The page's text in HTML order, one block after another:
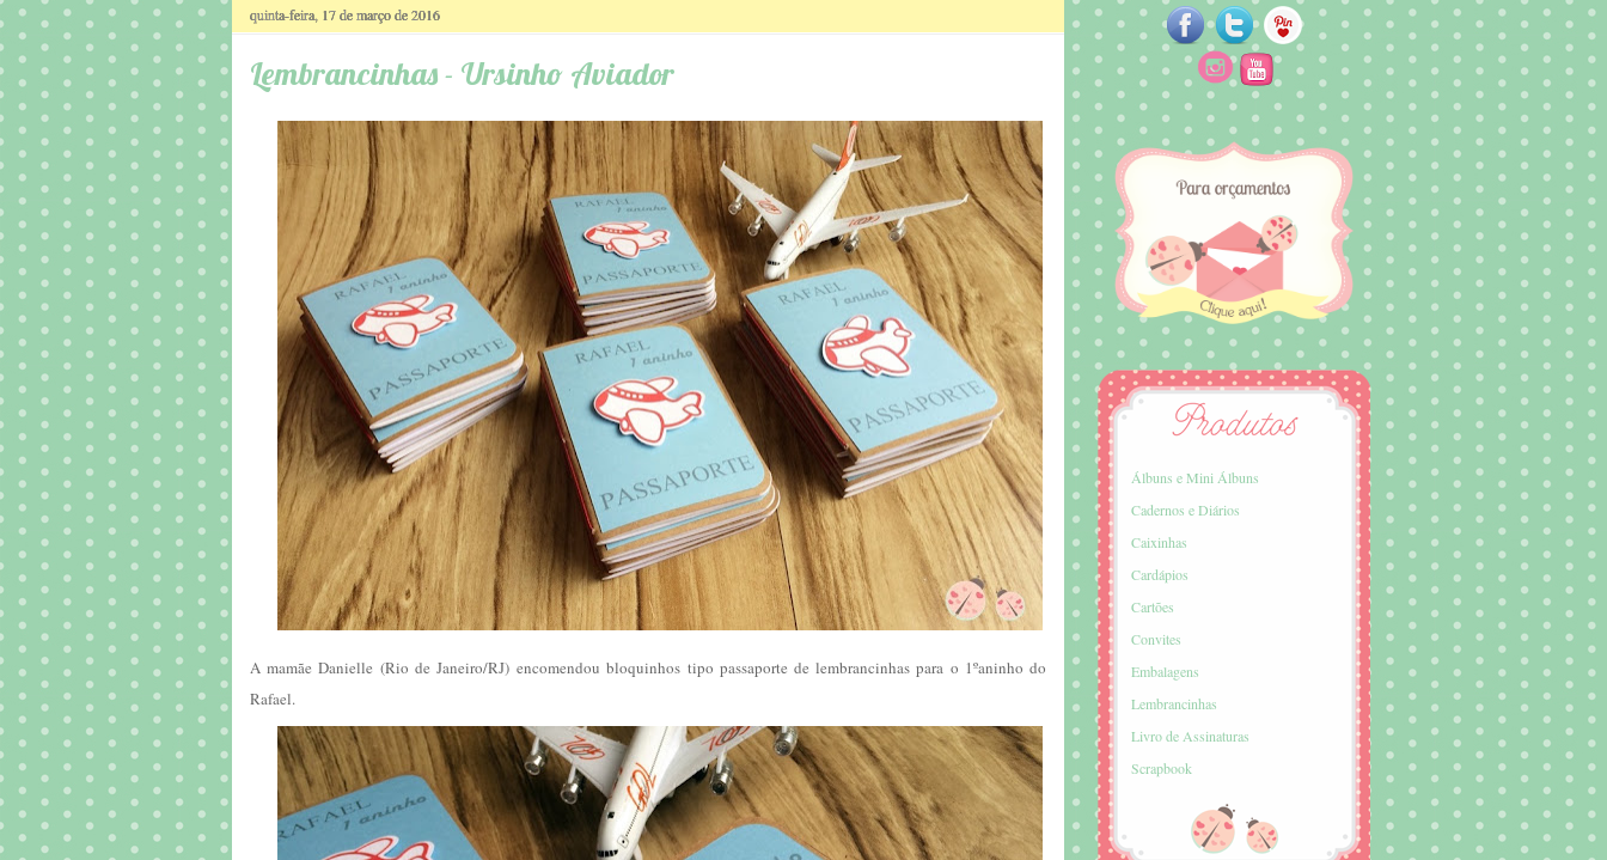
quinta-feira, 17 de março de 2016
Lembrancinhas - Ursinho Aviador
A mamãe Danielle (Rio de Janeiro/RJ) encomendou bloquinhos tipo passaporte de lembrancinhas para o 1ºaninho do
Rafael.
Álbuns e Mini Álbuns
Cadernos e Diários
Caixinhas
Cardápios
Cartões
Convites
Embalagens
Lembrancinhas
Livro de Assinaturas
Scrapbook